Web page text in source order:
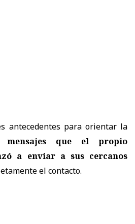
antecedentes para orientar la
mensajes que el propio
a enviar a sus cercanos
el contacto.